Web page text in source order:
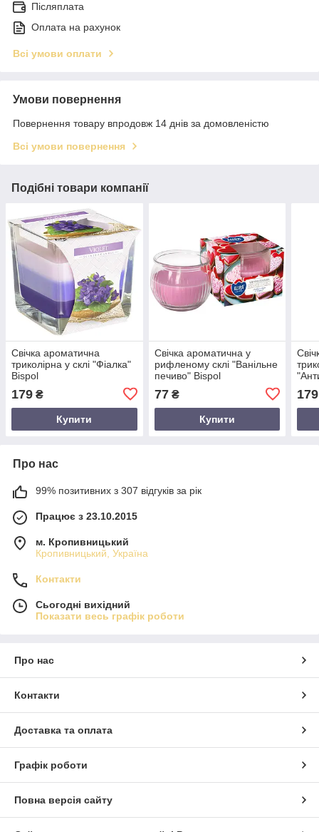
Післяплата
Оплата на рахунок
Всі умови оплати
Умови повернення
Повернення товару впродовж 14 днів за домовленістю
Всі умови повернення
Подібні товари компанії
Свічка ароматична
триколірна у склі "Фіалка"
Bispol
179 ₴
Купити
Свічка ароматична у
рифленому склі "Ванільне
печиво" Bispol
77₴
Купити
179
Про нас
99% позитивних з 307 відгуків за рік
Працює з 23.10.2015
м. Кропивницький
Кропивницький, Україна
Контакти
Сьогодні вихідний
Показати весь графік роботи
Про нас
Контакти
Доставка та оплата
Графік роботи
Повна версія сайту